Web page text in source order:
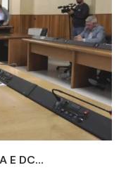
E DC...